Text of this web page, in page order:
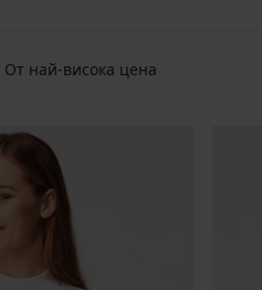
От най-висока цена